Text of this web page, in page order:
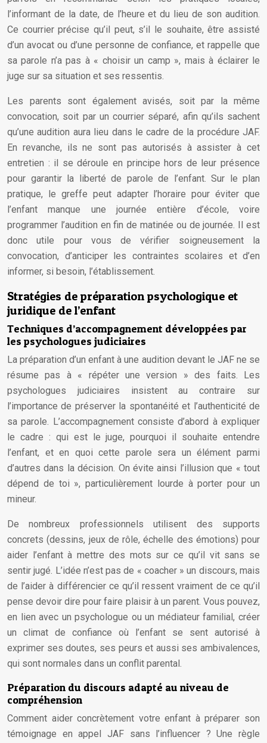
l’informant de la date, de l’heure et du lieu de son audition.
Ce courrier précise qu’il peut, s’il le souhaite, être assisté
d’un avocat ou d’une personne de confiance, et rappelle que
sa parole n’a pas à « choisir un camp », mais à éclairer le
juge sur sa situation et ses ressentis.
Les parents sont également avisés, soit par la même
convocation, soit par un courrier séparé, afin qu’ils sachent
qu’une audition aura lieu dans le cadre de la procédure JAF.
En revanche, ils ne sont pas autorisés à assister à cet
entretien : il se déroule en principe hors de leur présence
pour garantir la liberté de parole de l’enfant. Sur le plan
pratique, le greffe peut adapter l’horaire pour éviter que
l’enfant manque une journée entière d’école, voire
programmer l’audition en fin de matinée ou de journée. Il est
donc utile pour vous de vérifier soigneusement la
convocation, d’anticiper les contraintes scolaires et d’en
informer, si besoin, l’établissement.
Stratégies de préparation psychologique et
juridique de l’enfant
Techniques d’accompagnement développées par
les psychologues judiciaires
La préparation d’un enfant à une audition devant le JAF ne se
résume pas à « répéter une version » des faits. Les
psychologues judiciaires insistent au contraire sur
l’importance de préserver la spontanéité et l’authenticité de
sa parole. L’accompagnement consiste d’abord à expliquer
le cadre : qui est le juge, pourquoi il souhaite entendre
l’enfant, et en quoi cette parole sera un élément parmi
d’autres dans la décision. On évite ainsi l’illusion que « tout
dépend de toi », particulièrement lourde à porter pour un
mineur.
De nombreux professionnels utilisent des supports
concrets (dessins, jeux de rôle, échelle des émotions) pour
aider l’enfant à mettre des mots sur ce qu’il vit sans se
sentir jugé. L’idée n’est pas de « coacher » un discours, mais
de l’aider à différencier ce qu’il ressent vraiment de ce qu’il
pense devoir dire pour faire plaisir à un parent. Vous pouvez,
en lien avec un psychologue ou un médiateur familial, créer
un climat de confiance où l’enfant se sent autorisé à
exprimer ses doutes, ses peurs et aussi ses ambivalences,
qui sont normales dans un conflit parental.
Préparation du discours adapté au niveau de
compréhension
Comment aider concrètement votre enfant à préparer son
témoignage en appel JAF sans l’influencer ? Une règle